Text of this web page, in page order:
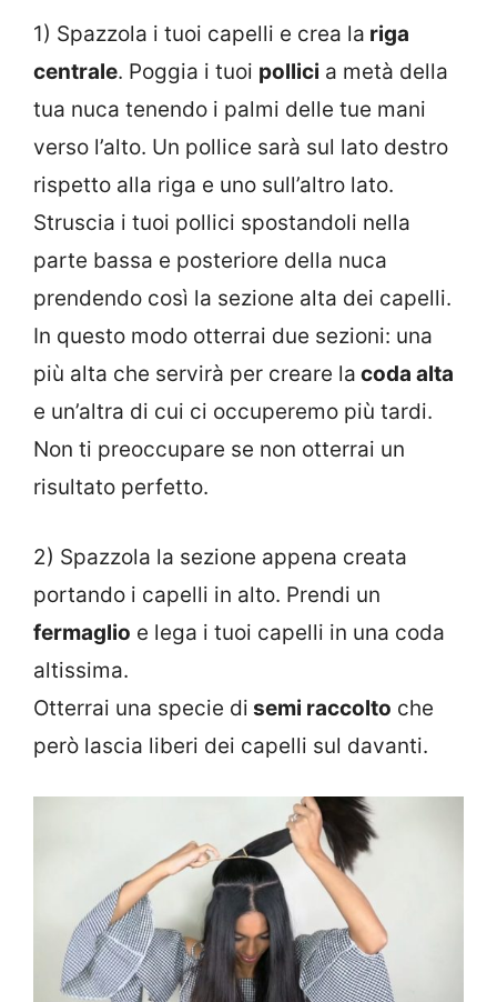
1) Spazzola i tuoi capelli e crea la riga
centrale. Poggia i tuoi pollici a metà della
tua nuca tenendo i palmi delle tue mani
verso l’alto. Un pollice sarà sul lato destro
rispetto alla riga e uno sull’altro lato.
Struscia i tuoi pollici spostandoli nella
parte bassa e posteriore della nuca
prendendo così la sezione alta dei capelli.
In questo modo otterrai due sezioni: una
più alta che servirà per creare la coda alta
e un’altra di cui ci occuperemo più tardi.
Non ti preoccupare se non otterrai un
risultato perfetto.
2) Spazzola la sezione appena creata
portando i capelli in alto. Prendi un
fermaglio e lega i tuoi capelli in una coda
altissima.
Otterrai una specie di semi raccolto che
però lascia liberi dei capelli sul davanti.